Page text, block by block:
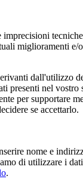
miglioramenti
dall'utilizzo
nel
per supportare
se accettarlo.
nome e
di utilizzare i
.